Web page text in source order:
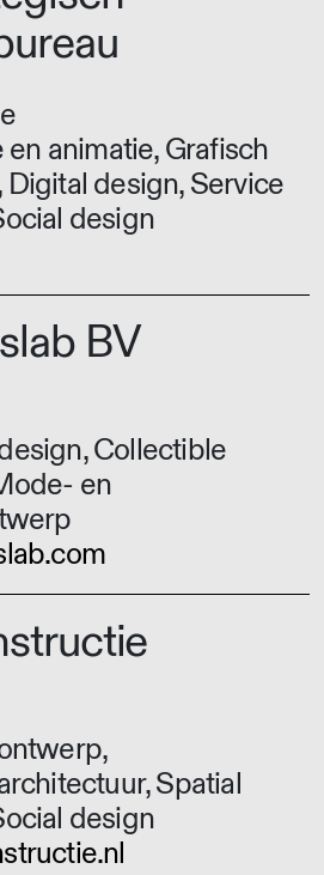
en animatie, Grafisch
design, Service
design
BV
Collectible
en
Spatial
design